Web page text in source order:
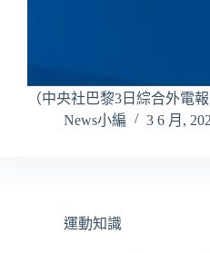
（中央社巴黎3日綜合外電
News小編
3 6 月,
運動知識